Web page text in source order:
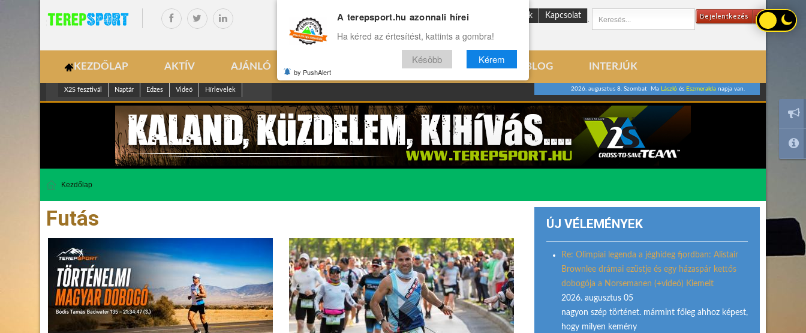
Bejelentkezés
ENG Reviews Archívum Rólunk Kapcsolat
KEZDŐLAP AKTÍV AJÁNLÓ ÉLETMÓD VILÁG BLOG INTERJÚK
X2S fesztivál Naptár Edzes Videó Hírlevelek 2026. augusztus 8. Szombat Ma Lászlóés Eszmeraldanapja van.
Kezdőlap
Futás ÚJ VÉLEMÉNYEK
Re: Olimpiai legenda a jéghideg fjordban: Alistair
Brownlee drámai ezüstje és egy házaspár kettős
dobogója a Norsemanen (+videó) Kiemelt
2026. augusztus 05
nagyon szép történet. mármint főleg ahhoz képest,
hogy milyen kemény
A terepsport.hu azonnali hírei
Ha kéred az értesítést, kattints a gombra!
Késöbb Kérem
by PushAlert